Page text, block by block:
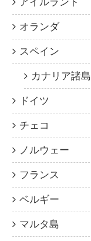
オランダ
スペイン
カナリア諸島
ドイツ
チェコ
ノルウェー
フランス
ベルギー
マルタ島